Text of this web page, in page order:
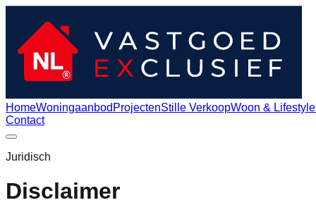
HomeWoningaanbod ProjectenStille VerkoopWoon & Lifestyle
Contact
Juridisch
Disclaimer